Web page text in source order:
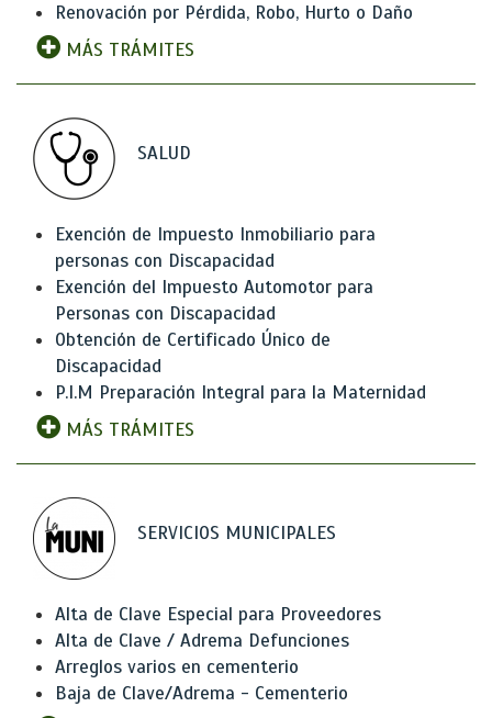
Renovación por Pérdida, Robo, Hurto o Daño
MÁS TRÁMITES
SALUD
Exención de Impuesto Inmobiliario para
personas con Discapacidad
Exención del Impuesto Automotor para
Personas con Discapacidad
Obtención de Certificado Único de
Discapacidad
P.I.M Preparación Integral para la Maternidad
MÁS TRÁMITES
SERVICIOS MUNICIPALES
Alta de Clave Especial para Proveedores
Alta de Clave / Adrema Defunciones
Arreglos varios en cementerio
Baja de Clave/Adrema - Cementerio